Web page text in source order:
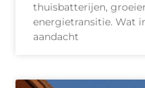
thuisbatterijen,
energietransitie. Wat
aandacht